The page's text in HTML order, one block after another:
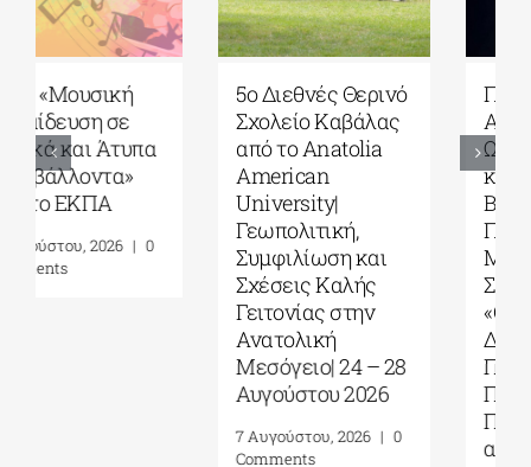
5ο Διεθνές Θερινό
Σχολείο Καβάλας
από το Αnatolia
American
University|
Συμφιλίωση και
Πανεπιστήμιο
Αιγαίου| Τμήμα
Ωκεανογραφίας
και Θαλασσίων
Βιοεπιστημών|
Πρόγραμμα
Μεταπτυχιακών
Σπουδών (ΠΜΣ)
«Ολοκληρωμένη
Διαχείριση
Παράκτιων
Περιοχών»|
ακαδημ.έτους